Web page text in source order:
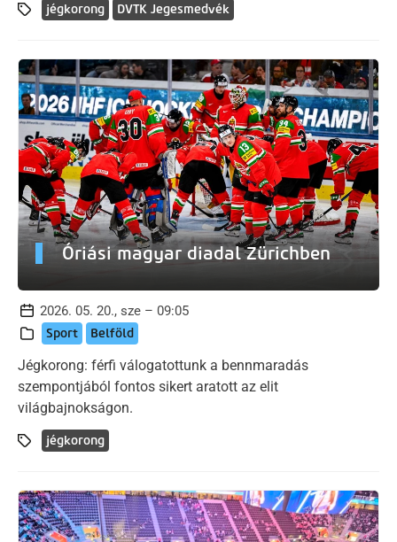
jégkorong DVTK Jegesmedvék
Óriási magyar diadal Zürichben
2026. 05. 20., sze – 09:05
Sport Belföld
Jégkorong: férfi válogatottunk a bennmaradás
szempontjából fontos sikert aratott az elit
világbajnokságon.
jégkorong